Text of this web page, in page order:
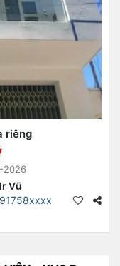
riêng
2026
Vũ